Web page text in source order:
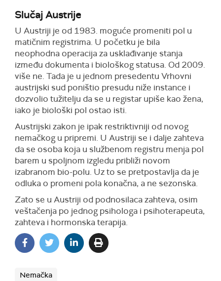
Slučaj Austrije
U Austriji je od 1983. moguće promeniti pol u
matičnim registrima. U početku je bila
neophodna operacija za usklađivanje stanja
između dokumenta i biološkog statusa. Od 2009.
više ne. Tada je u jednom presedentu Vrhovni
austrijski sud poništio presudu niže instance i
dozvolio tužitelju da se u registar upiše kao žena,
iako je biološki pol ostao isti.
Austrijski zakon je ipak restriktivniji od novog
nemačkog u pripremi. U Austriji se i dalje zahteva
da se osoba koja u službenom registru menja pol
barem u spoljnom izgledu približi novom
izabranom bio-polu. Uz to se pretpostavlja da je
odluka o promeni pola konačna, a ne sezonska.
Zato se u Austriji od podnosilaca zahteva, osim
veštačenja po jednog psihologa i psihoterapeuta,
zahteva i hormonska terapija.
Nemačka